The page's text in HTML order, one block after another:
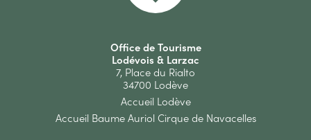
Office de Tourisme
Lodévois & Larzac
7, Place du Rialto
34700 Lodève
Accueil Lodève
Accueil Baume Auriol Cirque de Navacelles